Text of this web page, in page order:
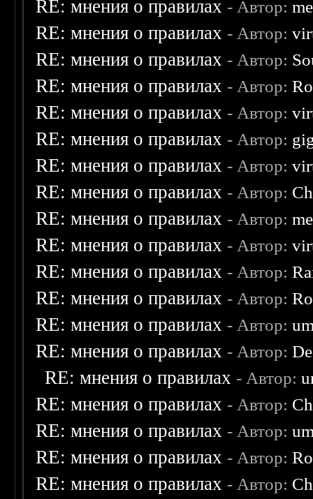
RE: мнения о правилах - Автор:
RE: мнения о правилах - Автор:
RE: мнения о правилах - Автор:
RE: мнения о правилах - Автор:
RE: мнения о правилах - Автор:
RE: мнения о правилах - Автор:
RE: мнения о правилах - Автор:
RE: мнения о правилах - Автор:
RE: мнения о правилах - Автор:
RE: мнения о правилах - Автор:
RE: мнения о правилах - Автор:
RE: мнения о правилах - Автор:
RE: мнения о правилах - Автор:
RE: мнения о правилах - Автор:
RE: мнения о правилах - Автор:
RE: мнения о правилах - Автор:
RE: мнения о правилах - Автор:
RE: мнения о правилах - Автор:
RE: мнения о правилах - Автор: